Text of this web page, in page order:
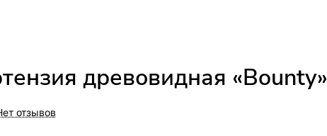
древовидная «Bounty»
отзывов